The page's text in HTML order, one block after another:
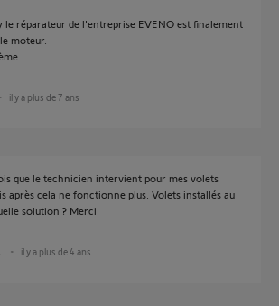
le réparateur de l'entreprise EVENO est finalement
moteur.
il y a plus de 7 ans
que le technicien intervient pour mes volets
après cela ne fonctionne plus. Volets installés au
solution ? Merci
il y a plus de 4 ans